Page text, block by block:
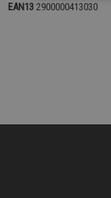
EAN13 2900000413030